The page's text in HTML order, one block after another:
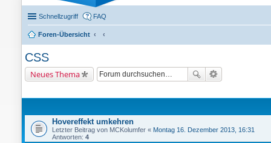
Schnellzugriff FAQ
Foren-Übersicht
CSS
Neues Thema
Hovereffekt umkehren
Letzter Beitrag von MCKolumfer « Montag 16. Dezember 2013, 16:31
Antworten: 4